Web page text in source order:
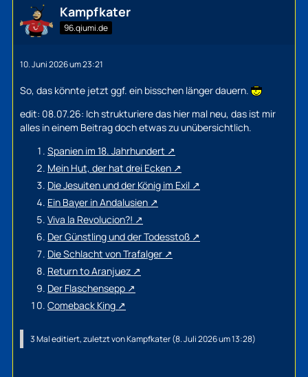
Kampfkater
96.qiumi.de
10. Juni 2026 um 23:21
So, das könnte jetzt ggf. ein bisschen länger dauern.
edit: 08.07.26: Ich strukturiere das hier mal neu, das ist mir
alles in einem Beitrag doch etwas zu unübersichtlich.
Spanien im 18. Jahrhundert
Mein Hut, der hat drei Ecken
Die Jesuiten und der König im Exil
Ein Bayer in Andalusien
Viva la Revolucion?!
Der Günstling und der Todesstoß
Die Schlacht von Trafalger
Return to Aranjuez
Der Flaschensepp
Comeback King
3 Mal editiert, zuletzt vonKampfkater(8. Juli 2026 um 13:28)